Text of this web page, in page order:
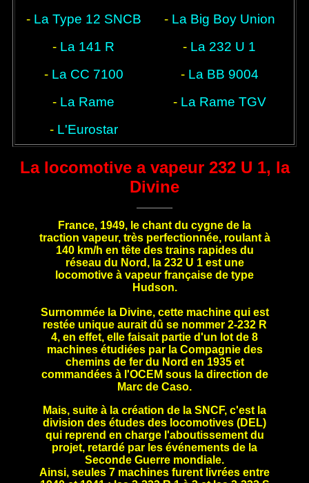
- La Type 12 SNCB - La Big Boy Union
Pacific
- La 141 R - La 232 U 1
- La CC 7100 - La BB 9004
- La Rame
Shinkansen
- La Rame TGV
- L'Eurostar
La locomotive a vapeur 232 U 1, la
Divine
France, 1949, le chant du cygne de la
traction vapeur, très perfectionnée, roulant à
140 km/h en tête des trains rapides du
réseau du Nord, la 232 U 1 est une
locomotive à vapeur française de type
Hudson.
Surnommée la Divine, cette machine qui est
restée unique aurait dû se nommer 2-232 R
4, en effet, elle faisait partie d'un lot de 8
machines étudiées par la Compagnie des
chemins de fer du Nord en 1935 et
commandées à l'OCEM sous la direction de
Marc de Caso.
Mais, suite à la création de la SNCF, c'est la
division des études des locomotives (DEL)
qui reprend en charge l'aboutissement du
projet, retardé par les événements de la
Seconde Guerre mondiale.
Ainsi, seules 7 machines furent livrées entre